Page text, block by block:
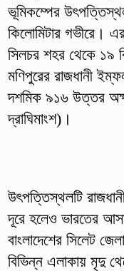
ভূমিকম্পের
কিলোমিটার গভীরে।
সিলচর শহর থেকে ১৯
মণিপুরের রাজধানী
দশমিক ৯১৬ উত্তর
দ্রাঘিমাংশ)।
উৎপত্তিস্থলটি
দূরে হলেও ভারতের
বাংলাদেশের সিলেট
বিভিন্ন এলাকায় মৃদু